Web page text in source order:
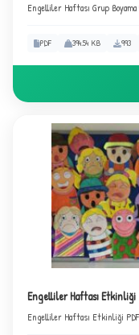
Engelliler Haftası Grup
PDF 394.54 KB 993
Engelliler Haftası Etkinliği
Engelliler Haftası Etkinliği